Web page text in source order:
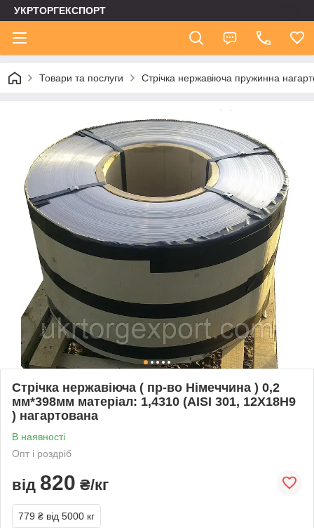
УКРТОРГЕКСПОРТ
Товари та послуги Стрічка нержавіюча пружинна
Стрічка нержавіюча ( пр-во Німеччина ) 0,2
мм*398мм матеріал: 1,4310 (AISI 301, 12Х18Н9
) нагартована
В наявності
Опт і роздріб
від 820 ₴/кг
779 ₴ від 5000 кг